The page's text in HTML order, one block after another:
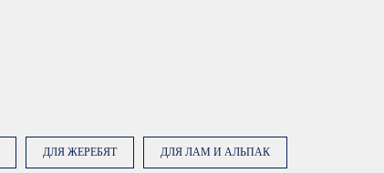
ДЛЯ ЖЕРЕБЯТ ДЛЯ ЛАМ И АЛЬПАК